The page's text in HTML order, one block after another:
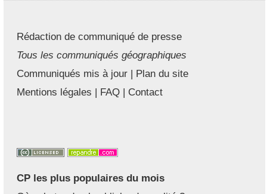
Rédaction de communiqué de presse
Tous les communiqués géographiques
Communiqués mis à jour | Plan du site
Mentions légales | FAQ | Contact
CP les plus populaires du mois